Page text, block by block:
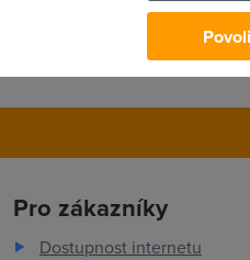
jen nastínit, že Brodband má i
Pro zákazníky
Dostupnost internetu